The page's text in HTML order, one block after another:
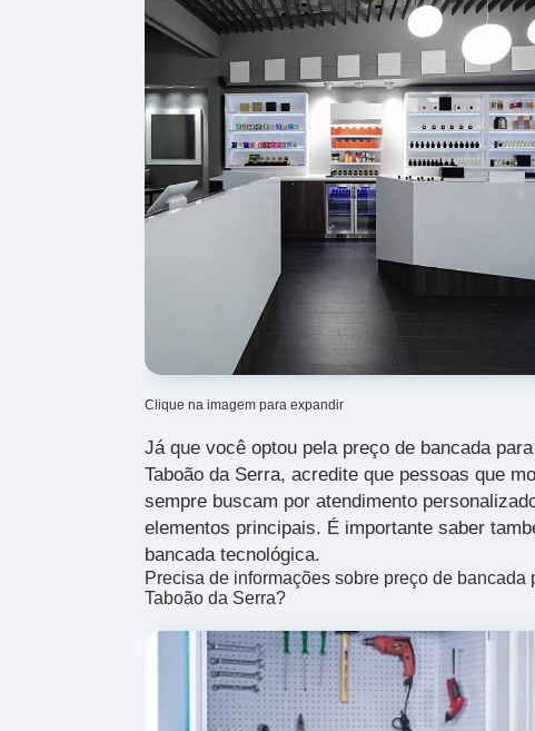
Clique na imagem para expandir
Já que você optou pela preço de bancada
Taboão da Serra, acredite que pessoas que
sempre buscam por atendimento
elementos principais. É importante saber
bancada tecnológica.
Precisa de informações sobre preço de bancada
Taboão da Serra?